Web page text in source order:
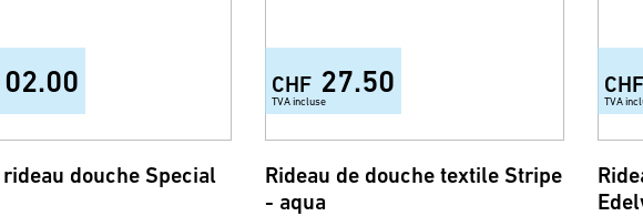
douche Special
CHF 27.50
TVA incluse
Rideau de douche textile Stripe
- aqua
CHF
TVA